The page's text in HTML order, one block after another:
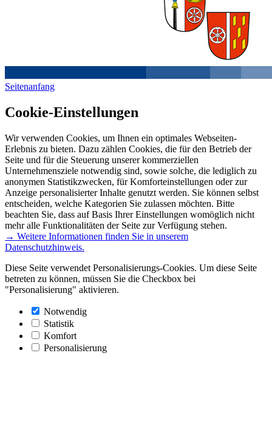
Seitenanfang
Cookie-Einstellungen
Wir verwenden Cookies, um Ihnen ein optimales Webseiten-
Erlebnis zu bieten. Dazu zählen Cookies, die für den Betrieb der
Seite und für die Steuerung unserer kommerziellen
Unternehmensziele notwendig sind, sowie solche, die lediglich zu
anonymen Statistikzwecken, für Komforteinstellungen oder zur
Anzeige personalisierter Inhalte genutzt werden. Sie können selbst
entscheiden, welche Kategorien Sie zulassen möchten. Bitte
beachten Sie, dass auf Basis Ihrer Einstellungen womöglich nicht
mehr alle Funktionalitäten der Seite zur Verfügung stehen.
→ Weitere Informationen finden Sie in unserem
Datenschutzhinweis.
Diese Seite verwendet Personalisierungs-Cookies. Um diese Seite
betreten zu können, müssen Sie die Checkbox bei
"Personalisierung" aktivieren.
Notwendig
Statistik
Komfort
Personalisierung